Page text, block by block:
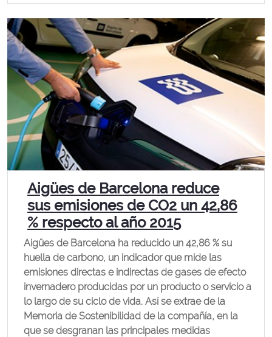
Aigües de Barcelona reduce
sus emisiones de CO2 un 42,86
% respecto al año 2015
Aigües de Barcelona ha reducido un 42,86 % su
huella de carbono, un indicador que mide las
emisiones directas e indirectas de gases de efecto
invernadero producidas por un producto o servicio a
lo largo de su ciclo de vida. Así se extrae de la
Memoria de Sostenibilidad de la compañía, en la
que se desgranan las principales medidas